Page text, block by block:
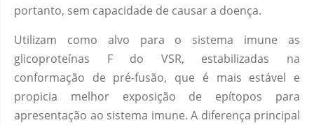
portanto, sem capacidade de causar a doença.
Utilizam como alvo para o sistema imune as
glicoproteínas F do VSR, estabilizadas na
conformação de pré-fusão, que é mais estável e
propicia melhor exposição de epítopos para
apresentação ao sistema imune. A diferença principal